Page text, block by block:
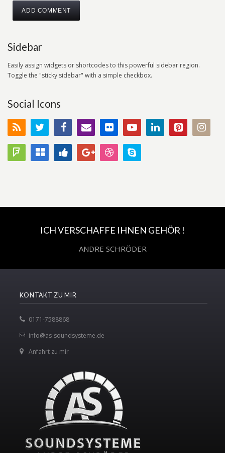
Sidebar
Easily assign widgets or shortcodes to this powerful sidebar region.
Toggle the "sticky sidebar" with a simple checkbox.
Social Icons
ICH VERSCHAFFE IHNEN GEHÖR !
ANDRE SCHRÖDER
KONTAKT ZU MIR
0171-7588868
info@as-soundsysteme.de
Anfahrt zu mir